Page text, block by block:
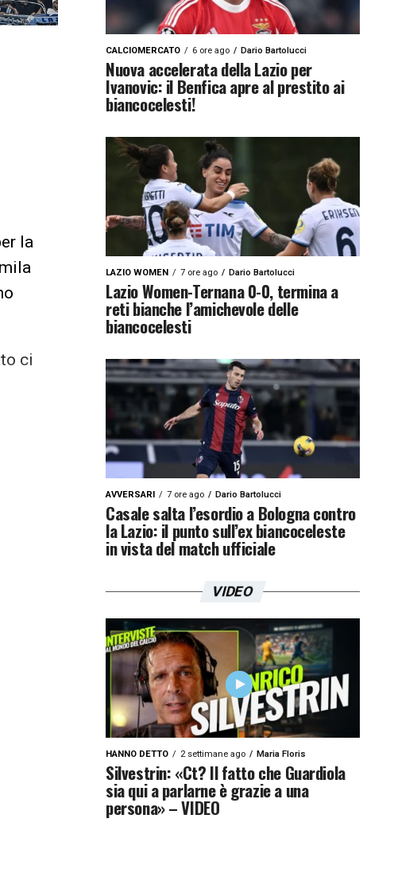
la
ci
CALCIOMERCATO 6 ore ago Dario Bartolucci
Nuova accelerata della Lazio per
Ivanovic: il Benfica apre al prestito ai
biancocelesti!
LAZIO WOMEN 7 ore ago Dario Bartolucci
Lazio Women-Ternana 0-0, termina a
reti bianche l’amichevole delle
biancocelesti
AVVERSARI 7 ore ago Dario Bartolucci
Casale salta l’esordio a Bologna contro
la Lazio: il punto sull’ex biancoceleste
in vista del match ufficiale
VIDEO
HANNO DETTO 2 settimane ago Maria Floris
Silvestrin: «Ct? Il fatto che Guardiola
sia qui a parlarne è grazie a una
persona» – VIDEO